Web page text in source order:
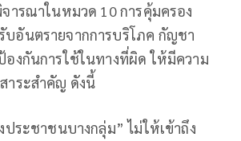
จารณาในหมวด 10 การคุ้มครอง
บอันตรายจากการบริโภค กัญชา
งกันการใช้ในทางที่ผิด ให้มีความ
าระสำคัญ ดังนี้
ประชาชนบางกลุ่ม” ไม่ให้เข้าถึง